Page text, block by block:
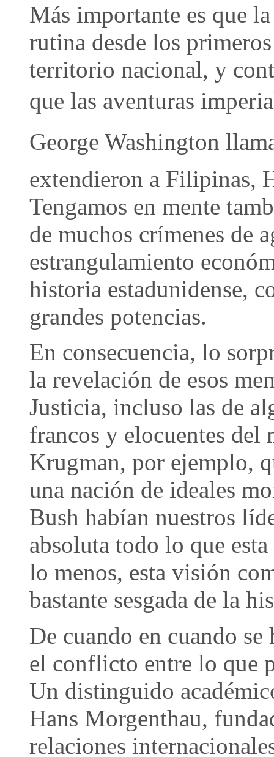
Más importante es que
rutina desde los
territorio nacional, y
que las aventuras
George Washington
extendieron a Filipinas,
Tengamos en mente
de muchos crímenes de
estrangulamiento
historia estadunidense,
grandes potencias.
En consecuencia, lo
la revelación de esos
Justicia, incluso las de
francos y elocuentes del
Krugman, por ejemplo,
una nación de ideales
Bush habían nuestros
absoluta todo lo que
lo menos, esta visión
bastante sesgada de la
De cuando en cuando
el conflicto entre lo que
Un distinguido
Hans Morgenthau,
relaciones